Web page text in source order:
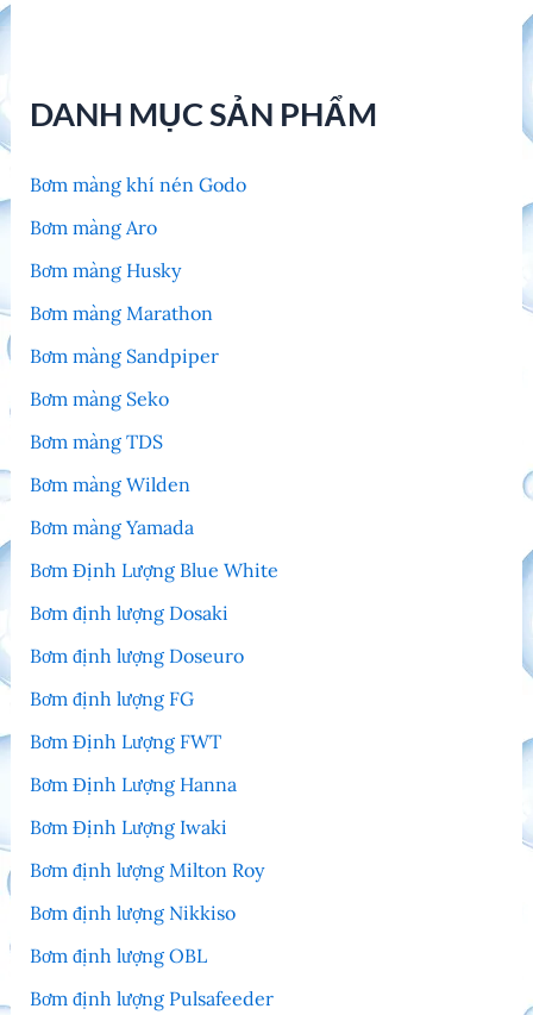
DANH MỤC SẢN PHẨM
Bơm màng khí nén Godo
Bơm màng Aro
Bơm màng Husky
Bơm màng Marathon
Bơm màng Sandpiper
Bơm màng Seko
Bơm màng TDS
Bơm màng Wilden
Bơm màng Yamada
Bơm Định Lượng Blue White
Bơm định lượng Dosaki
Bơm định lượng Doseuro
Bơm định lượng FG
Bơm Định Lượng FWT
Bơm Định Lượng Hanna
Bơm Định Lượng Iwaki
Bơm định lượng Milton Roy
Bơm định lượng Nikkiso
Bơm định lượng OBL
Bơm định lượng Pulsafeeder